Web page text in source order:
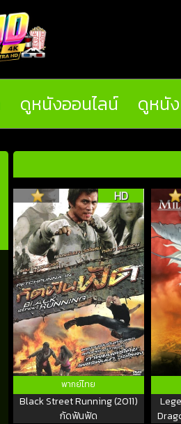
ดูหนังออนไลน์ ดูหนั
HD
พากย์ไทย
Black Street Running (2011)
กัดฟันฟัด